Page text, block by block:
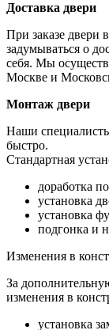
Доставка двери
При заказе
задумываться о
себя. Мы
Москве и
Монтаж двери
Наши
быстро.
Стандартная
доработка
установка
установка
подгонка и
Изменения в
За
изменения в
установка